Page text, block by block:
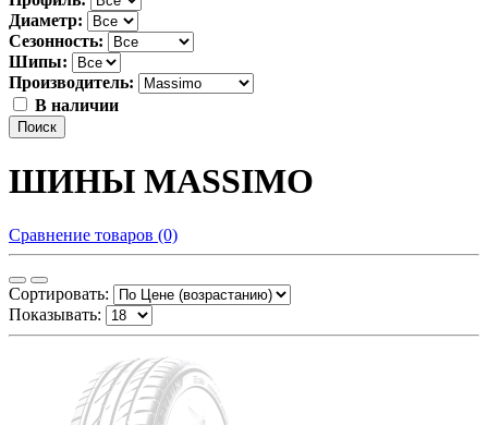
Диаметр:
Сезонность:
Шипы:
Производитель:
В наличии
Поиск
ШИНЫ MASSIMO
Сравнение товаров (0)
Сортировать:
Показывать: